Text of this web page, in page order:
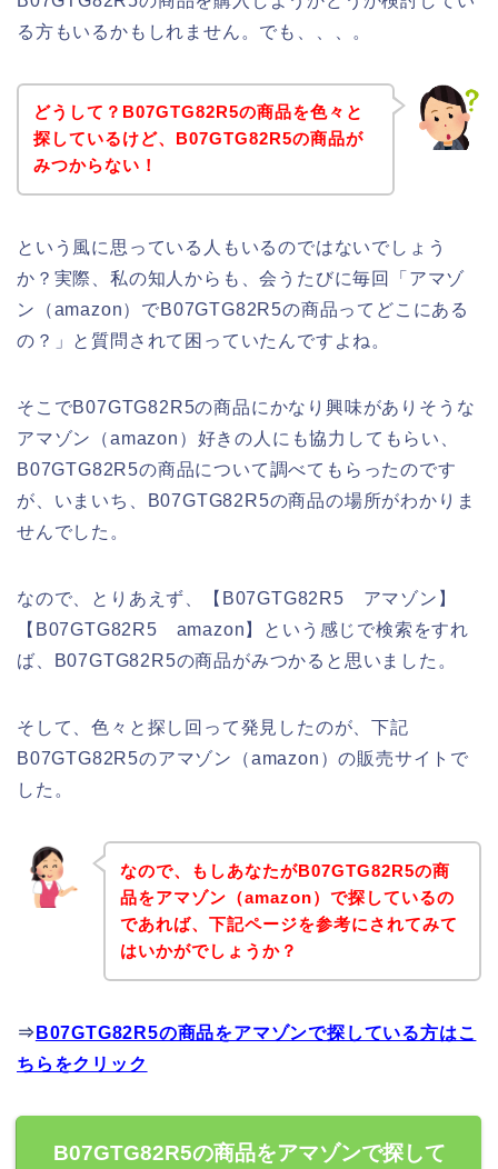
る方もいるかもしれません。でも、、、。
どうして？B07GTG82R5の商品を色々と
探しているけど、B07GTG82R5の商品が
みつからない！
という風に思っている人もいるのではないでしょう
か？実際、私の知人からも、会うたびに毎回「アマゾ
ン（amazon）でB07GTG82R5の商品ってどこにある
の？」と質問されて困っていたんですよね。
そこでB07GTG82R5の商品にかなり興味がありそうな
アマゾン（amazon）好きの人にも協力してもらい、
B07GTG82R5の商品について調べてもらったのです
が、いまいち、B07GTG82R5の商品の場所がわかりま
せんでした。
なので、とりあえず、【B07GTG82R5 アマゾン】
【B07GTG82R5 amazon】という感じで検索をすれ
ば、B07GTG82R5の商品がみつかると思いました。
そして、色々と探し回って発見したのが、下記
B07GTG82R5のアマゾン（amazon）の販売サイトで
した。
なので、もしあなたがB07GTG82R5の商
品をアマゾン（amazon）で探しているの
であれば、下記ページを参考にされてみて
はいかがでしょうか？
⇒ B07GTG82R5の商品をアマゾンで探している方はこ
ちらをクリック
B07GTG82R5の商品をアマゾンで探して